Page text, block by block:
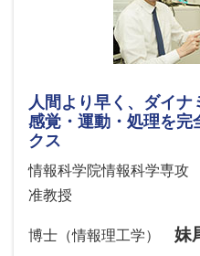
人間より早く、ダイナ
感覚・運動・処理を完
クス
情報科学院情報科学専攻
准教授
博士（情報理工学） 妹